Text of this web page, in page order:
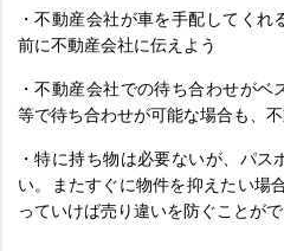
・不動産会社が車を手配してく
前に不動産会社に伝えよう
・不動産会社での待ち合わせが
等で待ち合わせが可能な場合も、
・特に持ち物は必要ないが、パ
い。またすぐに物件を抑えたい場
っていけば売り違いを防ぐことがで